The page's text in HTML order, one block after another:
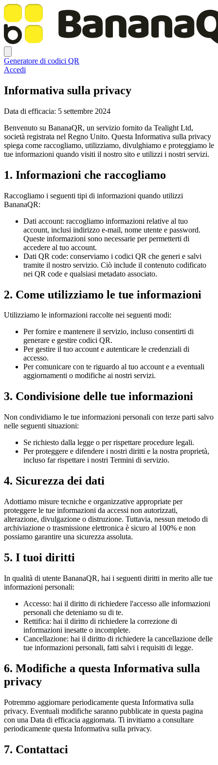
Generatore di codici QR
Accedi
Informativa sulla privacy
Data di efficacia: 5 settembre 2024
Benvenuto su BananaQR, un servizio fornito da Tealight Ltd,
società registrata nel Regno Unito. Questa Informativa sulla privacy
spiega come raccogliamo, utilizziamo, divulghiamo e proteggiamo le
tue informazioni quando visiti il nostro sito e utilizzi i nostri servizi.
1. Informazioni che raccogliamo
Raccogliamo i seguenti tipi di informazioni quando utilizzi
BananaQR:
Dati account: raccogliamo informazioni relative al tuo
account, inclusi indirizzo e-mail, nome utente e password.
Queste informazioni sono necessarie per permetterti di
accedere al tuo account.
Dati QR code: conserviamo i codici QR che generi e salvi
tramite il nostro servizio. Ciò include il contenuto codificato
nei QR code e qualsiasi metadato associato.
2. Come utilizziamo le tue informazioni
Utilizziamo le informazioni raccolte nei seguenti modi:
Per fornire e mantenere il servizio, incluso consentirti di
generare e gestire codici QR.
Per gestire il tuo account e autenticare le credenziali di
accesso.
Per comunicare con te riguardo al tuo account e a eventuali
aggiornamenti o modifiche ai nostri servizi.
3. Condivisione delle tue informazioni
Non condividiamo le tue informazioni personali con terze parti salvo
nelle seguenti situazioni:
Se richiesto dalla legge o per rispettare procedure legali.
Per proteggere e difendere i nostri diritti e la nostra proprietà,
incluso far rispettare i nostri Termini di servizio.
4. Sicurezza dei dati
Adottiamo misure tecniche e organizzative appropriate per
proteggere le tue informazioni da accessi non autorizzati,
alterazione, divulgazione o distruzione. Tuttavia, nessun metodo di
archiviazione o trasmissione elettronica è sicuro al 100% e non
possiamo garantire una sicurezza assoluta.
5. I tuoi diritti
In qualità di utente BananaQR, hai i seguenti diritti in merito alle tue
informazioni personali:
Accesso: hai il diritto di richiedere l'accesso alle informazioni
personali che deteniamo su di te.
Rettifica: hai il diritto di richiedere la correzione di
informazioni inesatte o incomplete.
Cancellazione: hai il diritto di richiedere la cancellazione delle
tue informazioni personali, fatti salvi i requisiti di legge.
6. Modifiche a questa Informativa sulla
privacy
Potremmo aggiornare periodicamente questa Informativa sulla
privacy. Eventuali modifiche saranno pubblicate in questa pagina
con una Data di efficacia aggiornata. Ti invitiamo a consultare
periodicamente questa Informativa sulla privacy.
7. Contattaci